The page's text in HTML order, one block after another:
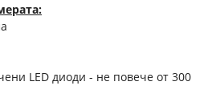
LED диоди - не повече от 300